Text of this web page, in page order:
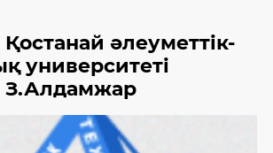
әлеуметтік-
университеті
З.Алдамжар